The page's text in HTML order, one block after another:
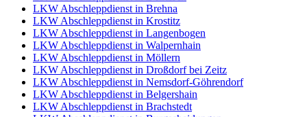
LKW Abschleppdienst in Brehna
LKW Abschleppdienst in Krostitz
LKW Abschleppdienst in Langenbogen
LKW Abschleppdienst in Walpernhain
LKW Abschleppdienst in Möllern
LKW Abschleppdienst in Droßdorf bei Zeitz
LKW Abschleppdienst in Nemsdorf-Göhrendorf
LKW Abschleppdienst in Belgershain
LKW Abschleppdienst in Brachstedt